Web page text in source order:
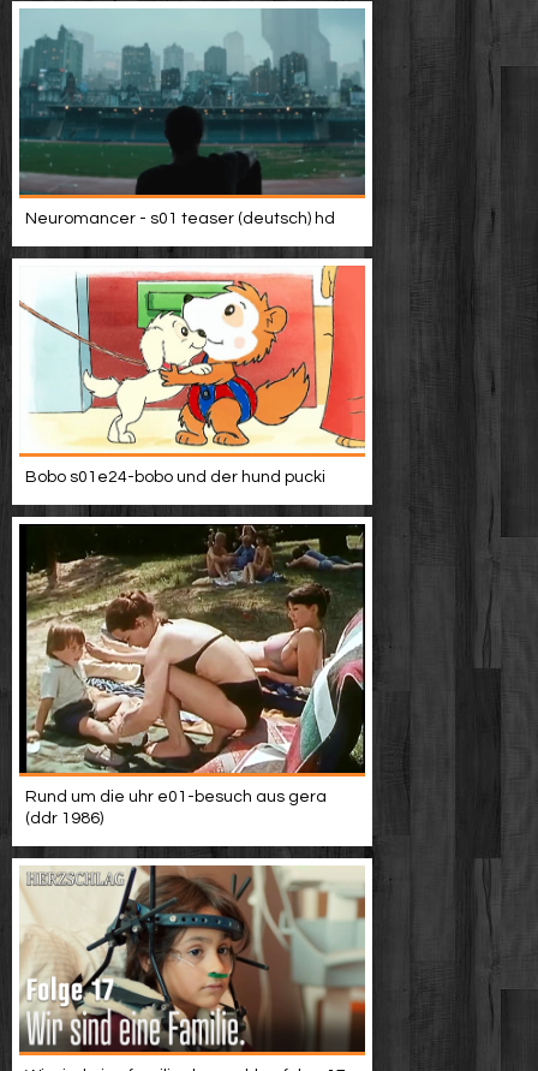
Neuromancer - s01 teaser (deutsch) hd
Bobo s01e24-bobo und der hund pucki
Rund um die uhr e01-besuch aus gera
(ddr 1986)